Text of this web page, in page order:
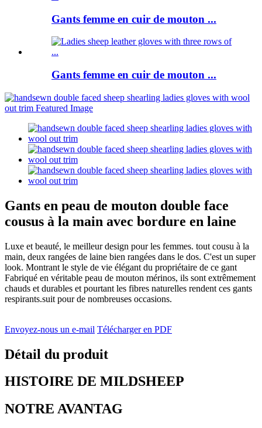
Gants femme en cuir de mouton ...
Gants femme en cuir de mouton ...
Gants en peau de mouton double face
cousus à la main avec bordure en laine
Luxe et beauté, le meilleur design pour les femmes. tout cousu à la
main, deux rangées de laine bien rangées dans le dos. C'est un super
look. Montrant le style de vie élégant du propriétaire de ce gant
Fabriqué en véritable peau de mouton mérinos, ils sont extrêmement
chauds et durables et pourtant les fibres naturelles rendent ces gants
respirants.suit pour de nombreuses occasions.
Envoyez-nous un e-mail Télécharger en PDF
Détail du produit
HISTOIRE DE MILDSHEEP
NOTRE AVANTAG